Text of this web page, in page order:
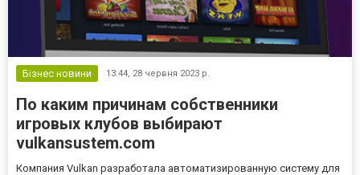
Бізнес новини 13:44, 28 червня 2023 р.
По каким причинам собственники
игровых клубов выбирают
vulkansustem.com
Компания Vulkan разработала автоматизированную систему для